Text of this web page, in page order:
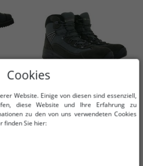
43
Verfügbare Größen
Cookies
Website. Einige von diesen sind essenziell,
diese Website und Ihre Erfahrung zu
zu den von uns verwendeten Cookies
finden Sie hier: